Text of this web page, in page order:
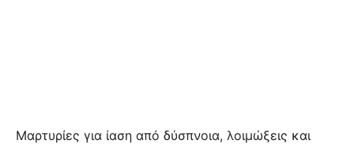
Μαρτυρίες για ίαση από δύσπνοια, λοιμώξεις και